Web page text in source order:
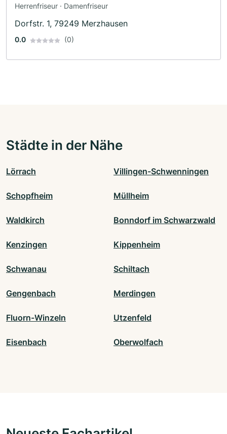
Herrenfriseur · Damenfriseur
Dorfstr. 1, 79249 Merzhausen
0.0 (0)
Städte in der Nähe
Lörrach Villingen-Schwenningen
Schopfheim Müllheim
Waldkirch Bonndorf im Schwarzwald
Kenzingen Kippenheim
Schwanau Schiltach
Gengenbach Merdingen
Fluorn-Winzeln Utzenfeld
Eisenbach Oberwolfach